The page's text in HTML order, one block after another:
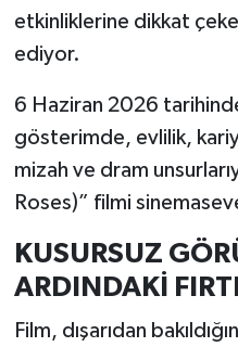
etkinliklerine dikkat
ediyor.
6 Haziran 2026
gösterimde, evlilik,
mizah ve dram
Roses)” filmi
KUSURSUZ
ARDINDAKİ
Film, dışarıdan